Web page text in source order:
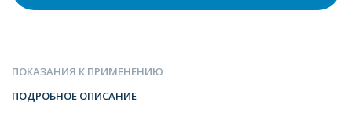
ПОКАЗАНИЯ К ПРИМЕНЕНИЮ
ПОДРОБНОЕ ОПИСАНИЕ